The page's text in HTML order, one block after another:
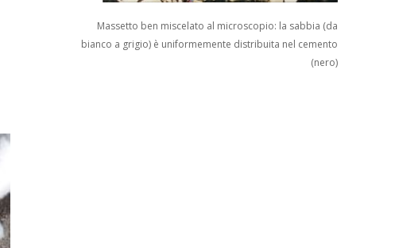
Massetto ben miscelato al microscopio: la sabbia (da
bianco a grigio) è uniformemente distribuita nel cemento
(nero)